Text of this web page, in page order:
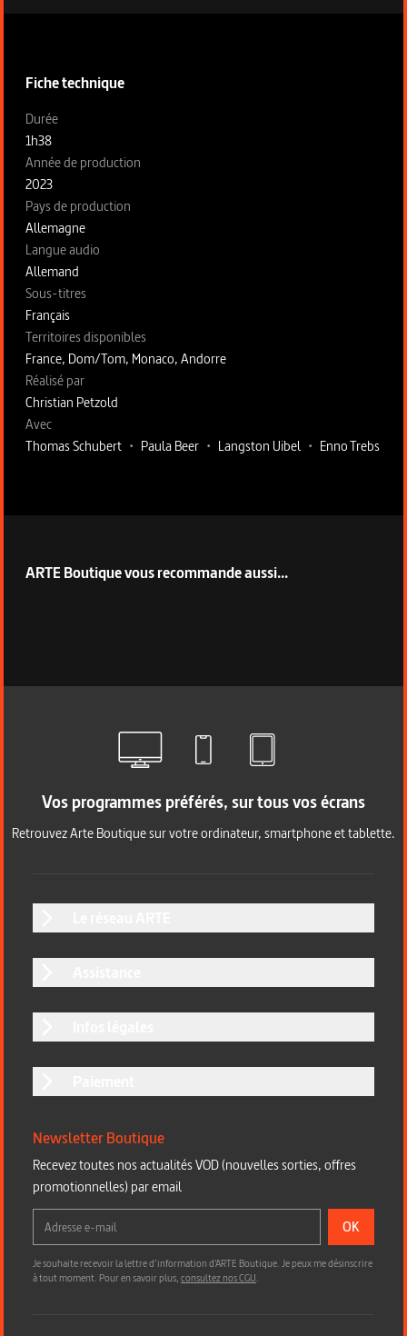
Fiche technique
Fiche technique section gauche
Durée
1h38
Année de production
2023
Pays de production
Allemagne
Langue audio
Allemand
Sous-titres
Français
Territoires disponibles
France, Dom/Tom, Monaco, Andorre
Fiche technique section droite
Réalisé par
Christian Petzold
Avec
Thomas Schubert • Paula Beer • Langston Uibel • Enno Trebs
ARTE Boutique vous recommande aussi...
Vos programmes préférés, sur tous vos écrans
Retrouvez Arte Boutique sur votre ordinateur, smartphone et tablette.
Newsletter Boutique
Recevez toutes nos actualités VOD (nouvelles sorties, offres
promotionnelles) par email
OK
Je souhaite recevoir la lettre d’information d'ARTE Boutique. Je peux me désinscrire
à tout moment. Pour en savoir plus,consultez nos CGU.